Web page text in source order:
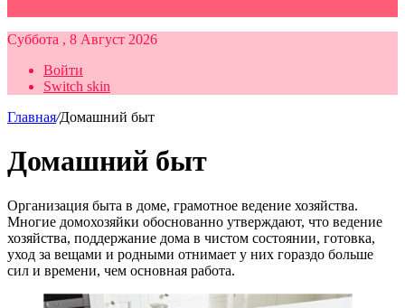
Суббота , 8 Август 2026
Войти
Switch skin
Главная/Домашний быт
Домашний быт
Организация быта в доме, грамотное ведение хозяйства.
Многие домохозяйки обоснованно утверждают, что ведение
хозяйства, поддержание дома в чистом состоянии, готовка,
уход за вещами и родными отнимает у них гораздо больше
сил и времени, чем основная работа.